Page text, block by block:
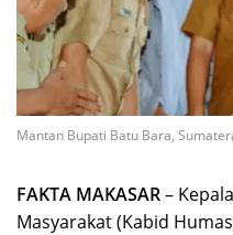
Mantan Bupati Batu Bara,
FAKTA MAKASAR–
Masyarakat (Kabid